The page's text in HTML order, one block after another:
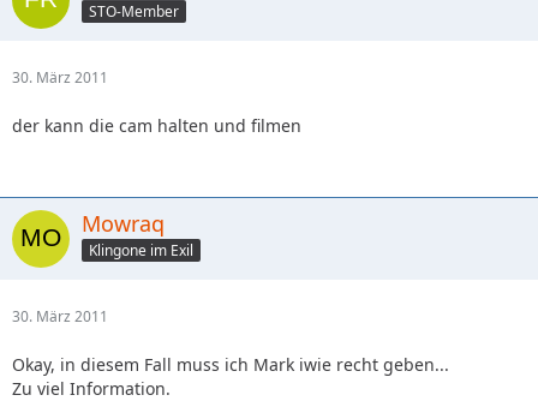
STO-Member
30. März 2011
der kann die cam halten und filmen
Mowraq
Klingone im Exil
30. März 2011
Okay, in diesem Fall muss ich Mark iwie recht geben...
Zu viel Information.